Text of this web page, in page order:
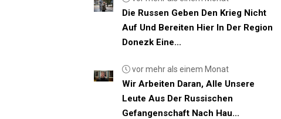
Die Russen Geben Den Krieg Nicht
Auf Und Bereiten Hier In Der Region
Donezk Eine...
vor mehr als einem Monat
Wir Arbeiten Daran, Alle Unsere
Leute Aus Der Russischen
Gefangenschaft Nach Hau...